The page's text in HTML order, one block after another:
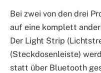
Bei zwei von den drei
auf eine komplett
Der Light Strip
(Steckdosenleiste)
statt über Bluetooth